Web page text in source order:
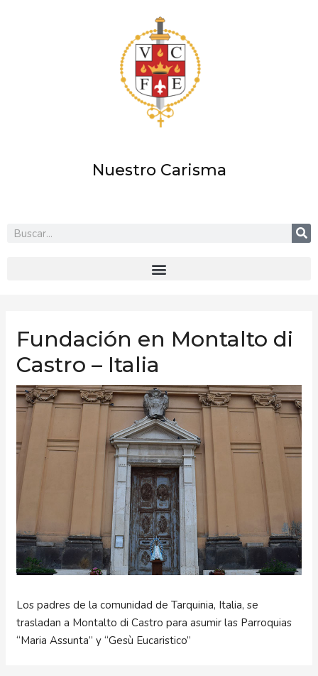
Nuestro Carisma
Fundación en Montalto di
Castro – Italia
Los padres de la comunidad de Tarquinia, Italia, se
trasladan a Montalto di Castro para asumir las Parroquias
“Maria Assunta” y “Gesù Eucaristico”